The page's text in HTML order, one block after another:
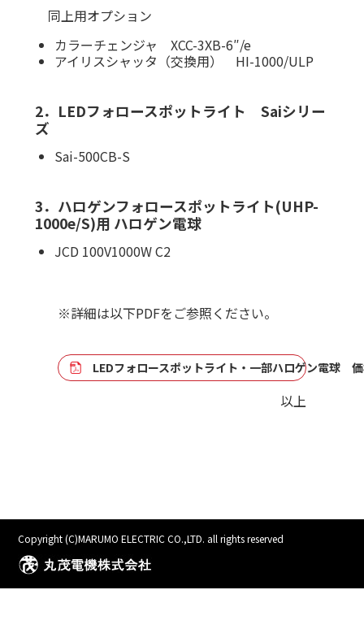
同上用オプション
カラーチェンジャ XCC-3XB-6″/e
アイリスシャッタ（交換用） HI-1000/ULP
2．LEDフォロースポットライト Saiシリー
ズ
Sai-500CB-S
3．ハロゲンフォロースポットライト(UHP-
1000e/S)用 ハロゲン電球
JCD 100V1000W C2
※詳細は以下PDFをご参照ください。
LEDフォロースポットライト・一部ハロゲン電球
以上
Copyright (C)MARUMO ELECTRIC CO.,LTD. all rights reserved